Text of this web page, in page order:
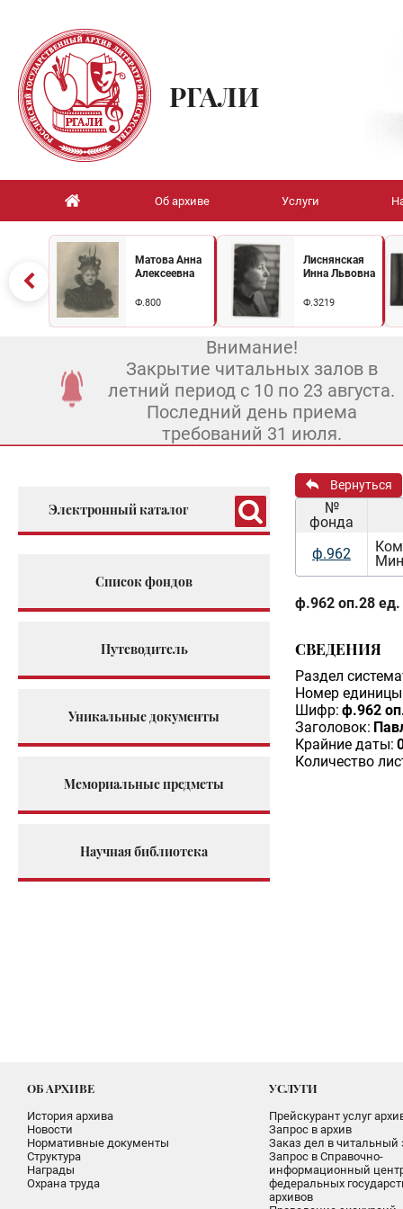
РГАЛИ
Об архиве Услуги
Матова Анна
Алексеевна
Ф.800
Лиснянская
Инна Львовна
Ф.3219
Внимание!
Закрытие читальных залов в
летний период с 10 по 23 августа.
Последний день приема
требований 31 июля.
Электронный каталог
Список фондов
Путеводитель
Уникальные документы
Мемориальные предметы
Научная библиотека
Вернуться
№
фонда
ф.962
ф.962 оп.28 ед.
СВЕДЕНИЯ
Раздел
Номер единицы
Шифр: ф.962
Заголовок:
Крайние даты:
Количество
ОБ АРХИВЕ
История архива
Новости
Нормативные документы
Структура
Награды
Охрана труда
УСЛУГИ
Прейскурант услуг
Запрос в архив
Заказ дел в читальный
Запрос в Справочно-
информационный
федеральных
архивов